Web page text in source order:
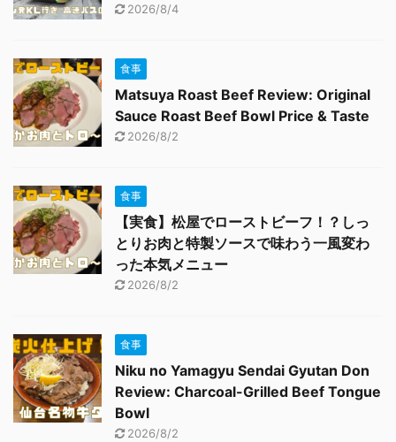
2026/8/4
食事
Matsuya Roast Beef Review: Original
Sauce Roast Beef Bowl Price & Taste
2026/8/2
食事
【実食】松屋でローストビーフ！？しっ
とりお肉と特製ソースで味わう一風変わ
った本気メニュー
2026/8/2
食事
Niku no Yamagyu Sendai Gyutan Don
Review: Charcoal-Grilled Beef Tongue
Bowl
2026/8/2